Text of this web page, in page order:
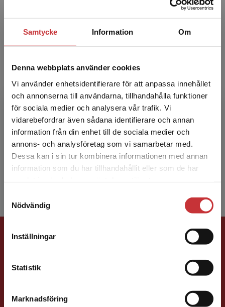
Samtycke Information Om
Denna webbplats använder cookies
Vi använder enhetsidentifierare för att anpassa innehållet
och annonserna till användarna, tillhandahålla funktioner
för sociala medier och analysera vår trafik. Vi
vidarebefordrar även sådana identifierare och annan
information från din enhet till de sociala medier och
annons- och analysföretag som vi samarbetar med.
Dessa kan i sin tur kombinera informationen med annan
information som du har tillhandahållit eller som de har
Nödvändig
Inställningar
Statistik
Marknadsföring
Begränsad fraktregion
Det verkar som att du besöker
studentlitteratur.se via en enhet utanför Sverige.
Vi erbjuder inte leveranser utanför Sverige. För
att kunna slutföra ett köp måste
Jonas Vlachos
Jonas Vlachos är professor i nationalekonomi
och undervisar vid Stockholms universitet. Han
har forskat om flera olika ämnen men sysslar
nuförtiden...